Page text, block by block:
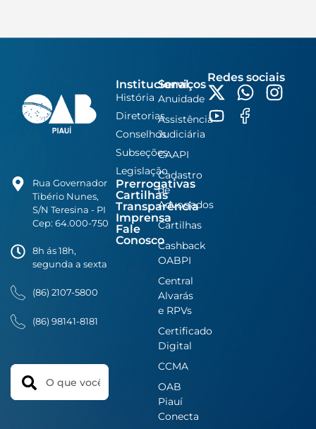
Rua Governador
Tibério Nunes,
S/N Teresina - PI
Cep: 64.000-750
8h ás 18h,
segunda a sexta
(86) 2107-5800
(86) 98141-8181
Search
Institucional
História
Diretorias
Conselhos
Subseções
Legislação
Prerrogativas
Cartilhas
Transparência
Imprensa
Fale
Conosco
Serviços
Anuidade
Assistência
Judiciária
CAAPI
Cadastro
de
Advogados
Cartilhas
Cashback
OABPI
Central
Alvarás
e RPVs
Certificado
Digital
CCMA
OAB
Piauí
Conecta
Redes sociais